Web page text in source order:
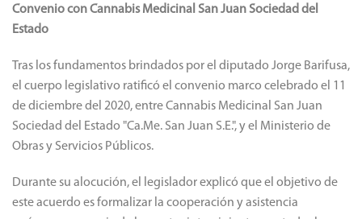
Convenio con Cannabis Medicinal San Juan Sociedad del
Estado
Tras los fundamentos brindados por el diputado Jorge Barifusa,
el cuerpo legislativo ratificó el convenio marco celebrado el 11
de diciembre del 2020, entre Cannabis Medicinal San Juan
Sociedad del Estado "Ca.Me. San Juan S.E.", y el Ministerio de
Obras y Servicios Públicos.
Durante su alocución, el legislador explicó que el objetivo de
este acuerdo es formalizar la cooperación y asistencia